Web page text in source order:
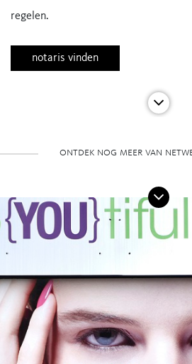
regelen.
notaris vinden
ontdek nog meer van